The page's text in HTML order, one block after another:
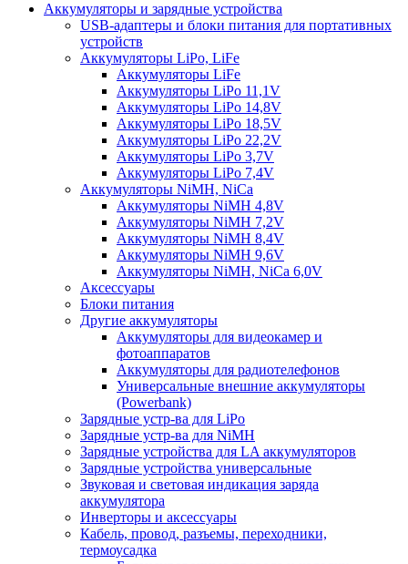
Аккумуляторы и зарядные устройства
USB-адаптеры и блоки питания для портативных
устройств
Аккумуляторы LiPo, LiFe
Аккумуляторы LiFe
Аккумуляторы LiPo 11,1V
Аккумуляторы LiPo 14,8V
Аккумуляторы LiPo 18,5V
Аккумуляторы LiPo 22,2V
Аккумуляторы LiPo 3,7V
Аккумуляторы LiPo 7,4V
Аккумуляторы NiMH, NiCa
Аккумуляторы NiMH 4,8V
Аккумуляторы NiMH 7,2V
Аккумуляторы NiMH 8,4V
Аккумуляторы NiMH 9,6V
Аккумуляторы NiMH, NiCa 6,0V
Аксессуары
Блоки питания
Другие аккумуляторы
Аккумуляторы для видеокамер и
фотоаппаратов
Аккумуляторы для радиотелефонов
Универсальные внешние аккумуляторы
(Powerbank)
Зарядные устр-ва для LiPo
Зарядные устр-ва для NiMH
Зарядные устройства для LA аккумуляторов
Зарядные устройства универсальные
Звуковая и световая индикация заряда
аккумулятора
Инверторы и аксессуары
Кабель, провод, разъемы, переходники,
термоусадка